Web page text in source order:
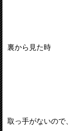
裏から見た時
取っ手がないので